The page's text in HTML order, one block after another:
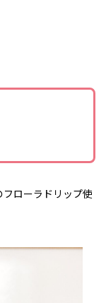
ローラドリップ使